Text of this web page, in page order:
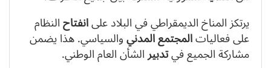
يرتكز المناخ الديمقراطي في البلاد علىانفتاحالنظام
على فعالياتالمجتمع المدنيوالسياسي. هذا يضمن
مشاركة الجميع فيتدبيرالشأن العام الوطني.